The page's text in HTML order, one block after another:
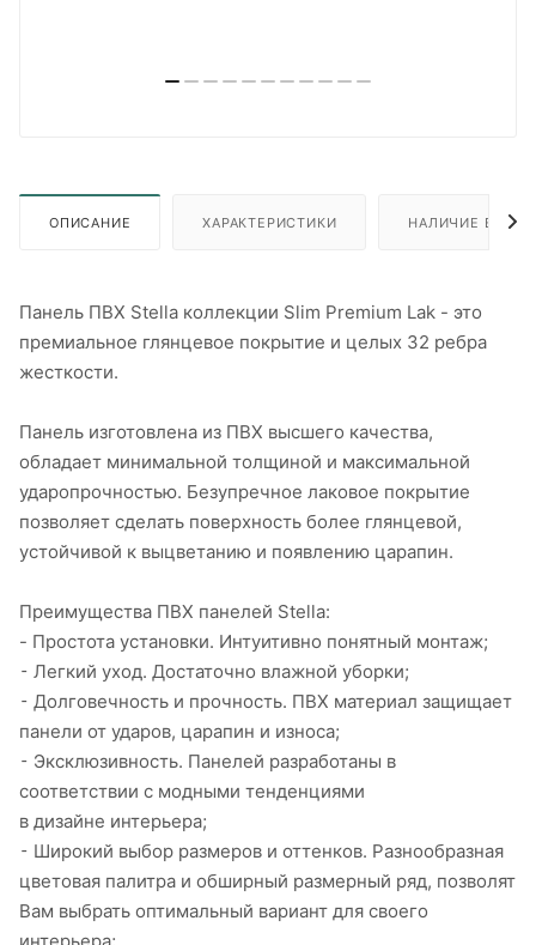
ОПИСАНИЕ ХАРАКТЕРИСТИКИ НАЛИЧИЕ В
Панель ПВХ Stella коллекции Slim Premium Lak - это
премиальное глянцевое покрытие и целых 32 ребра
жесткости.
Панель изготовлена из ПВХ высшего качества,
обладает минимальной толщиной и максимальной
ударопрочностью. Безупречное лаковое покрытие
позволяет сделать поверхность более глянцевой,
устойчивой к выцветанию и появлению царапин.
Преимущества ПВХ панелей Stella:
- Простота установки. Интуитивно понятный монтаж;
⁃ Легкий уход. Достаточно влажной уборки;
⁃ Долговечность и прочность. ПВХ материал защищает
панели от ударов, царапин и износа;
⁃ Эксклюзивность. Панелей разработаны в
соответствии с модными тенденциями
в дизайне интерьера;
⁃ Широкий выбор размеров и оттенков. Разнообразная
цветовая палитра и обширный размерный ряд, позволят
Вам выбрать оптимальный вариант для своего